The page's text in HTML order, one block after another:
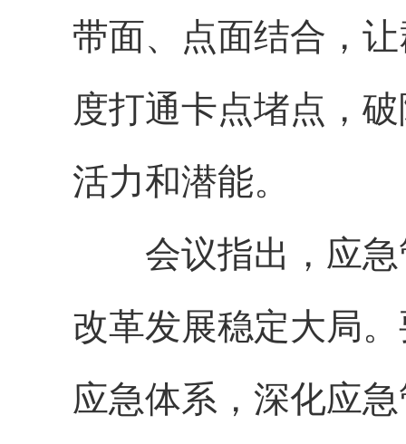
带面、点面结合，
度打通卡点堵点，
活力和潜能。
会议指出，应急
改革发展稳定大局
应急体系，深化应